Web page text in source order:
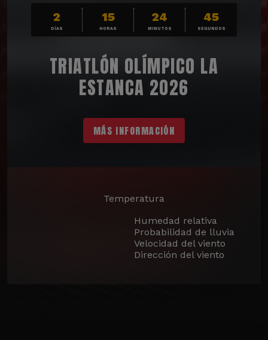
2
DÍAS
15
HORAS
24
MINUTOS
43
SEGUNDOS
TRIATLÓN OLÍMPICO LA
ESTANCA 2026
MÁS INFORMACIÓN
Temperatura
Humedad relativa
Probabilidad de lluvia
Velocidad del viento
Dirección del viento